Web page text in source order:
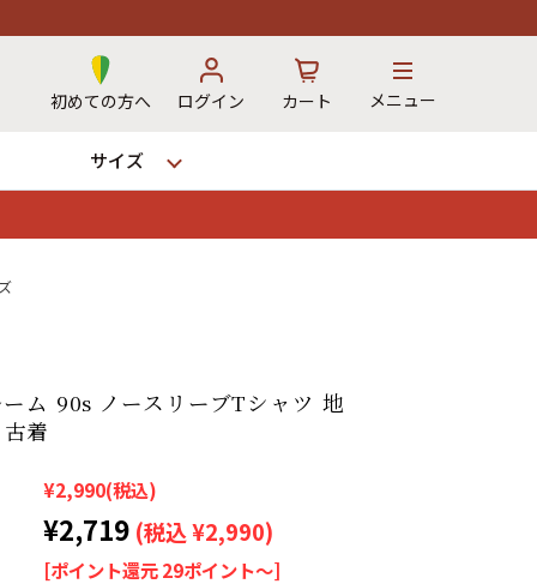
初めての方へ ログイン カート メニュー
サイズ
※対応不可：日祝、長期休暇、セール
ム 90s ノースリーブTシャツ 地
着
¥2,990(税込)
¥2,719 (税込 ¥2,990)
[ポイント還元 29ポイント～]